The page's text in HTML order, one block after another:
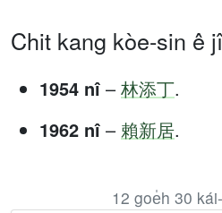
Chit kang kòe-sin ê
1954 nî – 林添丁.
1962 nî – 賴新居.
12 goe̍h 30